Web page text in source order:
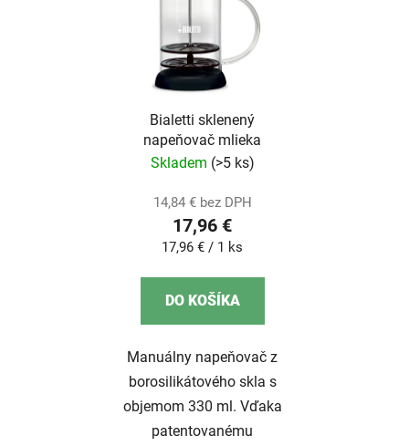
Bialetti sklenený
napeňovač mlieka
Skladem (>5 ks)
14,84 € bez DPH
17,96 €
Jednotková
17,96 € / 1 ks
DO KOŠÍKA
Manuálny napeňovač z
borosilikátového skla s
objemom 330 ml. Vďaka
patentovanému